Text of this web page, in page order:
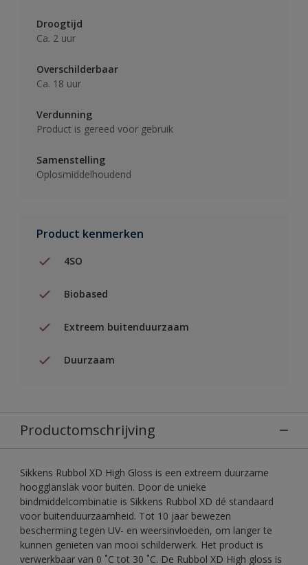
Droogtijd
Ca. 2 uur
Overschilderbaar
Ca. 18 uur
Verdunning
Product is gereed voor gebruik
Samenstelling
Oplosmiddelhoudend
Product kenmerken
4SO
Biobased
Extreem buitenduurzaam
Duurzaam
Productomschrijving
Sikkens Rubbol XD High Gloss is een extreem duurzame
hoogglanslak voor buiten. Door de unieke
bindmiddelcombinatie is Sikkens Rubbol XD dé standaard
voor buitenduurzaamheid. Tot 10 jaar bewezen
bescherming tegen UV- en weersinvloeden, om langer te
kunnen genieten van mooi schilderwerk. Het product is
verwerkbaar van 0 ˚C tot 30 ˚C. De Rubbol XD High gloss is